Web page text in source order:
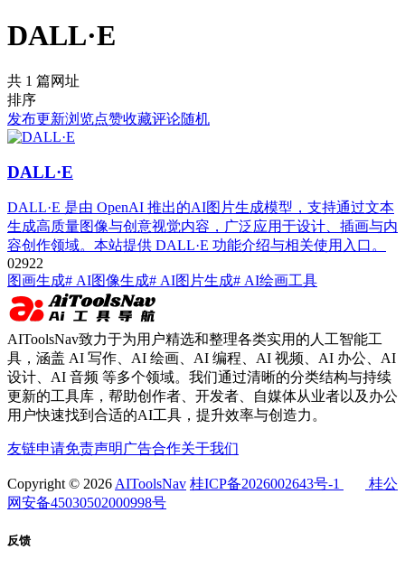
DALL·E
共 1 篇网址
排序
发布更新浏览点赞收藏评论随机
DALL·E
DALL·E 是由 OpenAI 推出的AI图片生成模型，支持通过文本
生成高质量图像与创意视觉内容，广泛应用于设计、插画与内
容创作领域。本站提供 DALL·E 功能介绍与相关使用入口。
02922
图画生成# AI图像生成# AI图片生成# AI绘画工具
AIToolsNav致力于为用户精选和整理各类实用的人工智能工
具，涵盖 AI 写作、AI 绘画、AI 编程、AI 视频、AI 办公、AI
设计、AI 音频 等多个领域。我们通过清晰的分类结构与持续
更新的工具库，帮助创作者、开发者、自媒体从业者以及办公
用户快速找到合适的AI工具，提升效率与创造力。
友链申请免责声明 广告合作关于我们
Copyright © 2026 AIToolsNav 桂ICP备2026002643号-1
桂公
网安备45030502000998号
反馈